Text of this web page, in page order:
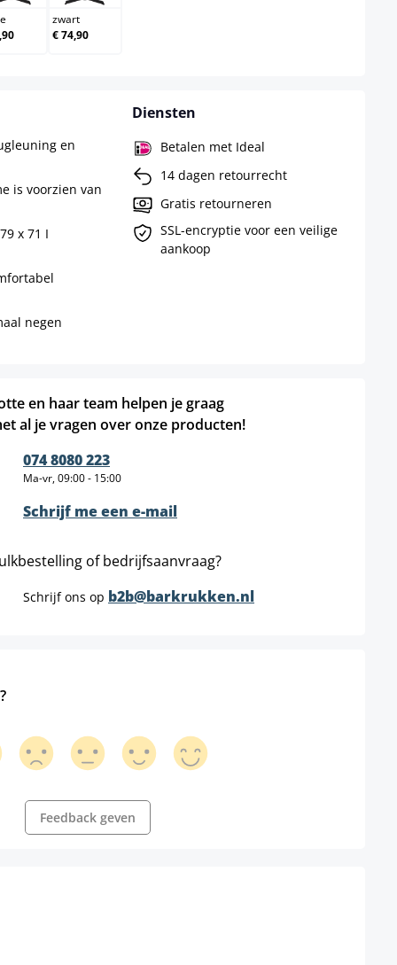
zwart
€ 74,90
en
is voorzien van
x 71 I
negen
Diensten
Betalen met Ideal
14 dagen retourrecht
Gratis retourneren
SSL-encryptie voor een veilige
aankoop
en haar team helpen je graag
al je vragen over onze producten!
074 8080 223
Ma-vr, 09:00 - 15:00
Schrijf me een e-mail
of bedrijfsaanvraag?
Schrijf ons op b2b@barkrukken.nl
Feedback geven